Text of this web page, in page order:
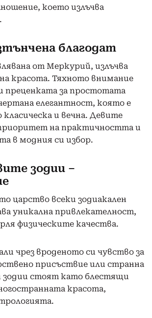
което излъчва
благодат
от Меркурий, излъчва
красота. Тяхното внимание
преценката за простотата
елегантност, която е
и вечна. Девите
на практичността и
в модния си избор.
зодии –
царство всеки зодиакален
уникална привлекателност,
физическите качества.
чрез вроденото си чувство за
присъствие или странна
зодии стоят като блестящи
красота,